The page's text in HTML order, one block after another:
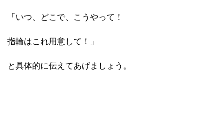
「いつ、どこで、こうやって！
指輪はこれ用意して！」
と具体的に伝えてあげましょう。